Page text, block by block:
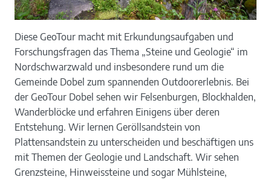
Diese GeoTour macht mit Erkundungsaufgaben und
Forschungsfragen das Thema „Steine und Geologie“ im
Nordschwarzwald und insbesondere rund um die
Gemeinde Dobel zum spannenden Outdoorerlebnis. Bei
der GeoTour Dobel sehen wir Felsenburgen, Blockhalden,
Wanderblöcke und erfahren Einigens über deren
Entstehung. Wir lernen Geröllsandstein von
Plattensandstein zu unterscheiden und beschäftigen uns
mit Themen der Geologie und Landschaft. Wir sehen
Grenzsteine, Hinweissteine und sogar Mühlsteine,